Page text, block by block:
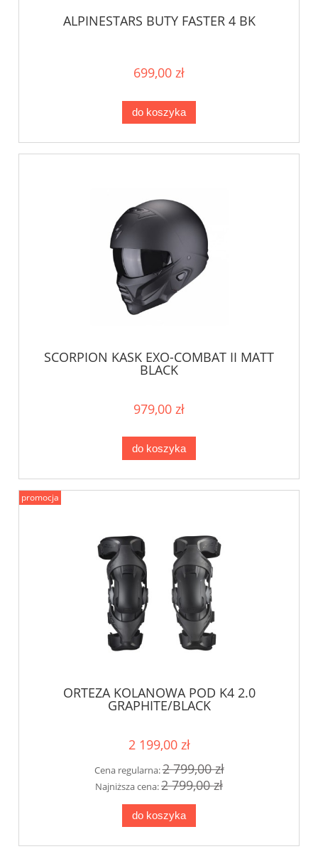
ALPINESTARS BUTY FASTER 4 BK
699,00 zł
do koszyka
SCORPION KASK EXO-COMBAT II MATT
BLACK
979,00 zł
do koszyka
ORTEZA KOLANOWA POD K4 2.0
GRAPHITE/BLACK
2 199,00 zł
Cena regularna:2 799,00 zł
Najniższa cena:2 799,00 zł
do koszyka
promocja